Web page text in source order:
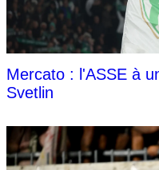
Mercato : l'ASSE à
Svetlin